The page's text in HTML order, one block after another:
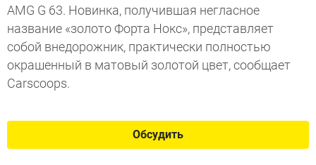
AMG G 63. Новинка, получившая негласное
название «золото Форта Нокс», представляет
собой внедорожник, практически полностью
окрашенный в матовый золотой цвет, сообщает
Carscoops.
Обсудить